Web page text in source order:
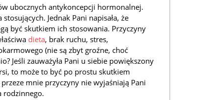
ubocznych antykoncepcji hormonalnej.
Jednak Pani napisała, że
być skutkiem ich stosowania. Przyczyny
dieta, brak ruchu, stres,
(nie są zbyt groźne, choć
Jeśli zauważyła Pani u siebie powiększony
to może to być po prostu skutkiem
mnie przyczyny nie wyjaśniają Pani
rodzinnego.